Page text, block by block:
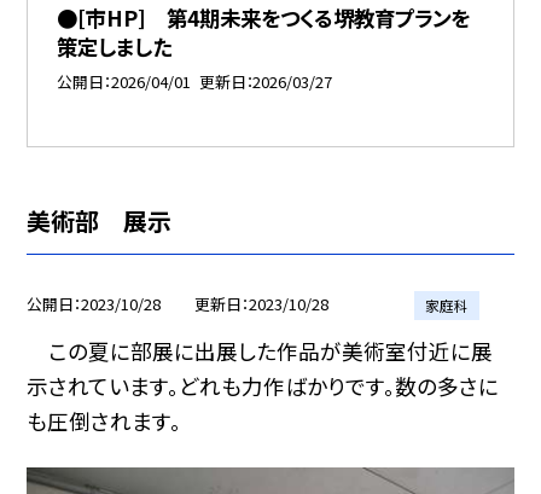
●[市HP] 第4期未来をつくる堺教育プランを
策定しました
公開日 2026/04/01 更新日 2026/03/27
美術部 展示
公開日 2023/10/28 更新日 2023/10/28 家庭科
この夏に部展に出展した作品が美術室付近に展
示されています。どれも力作ばかりです。数の多さに
も圧倒されます。